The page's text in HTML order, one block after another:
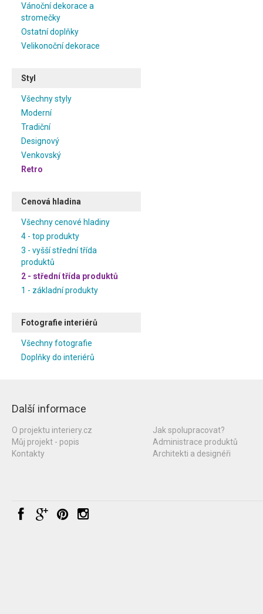
Vánoční dekorace a
stromečky
Ostatní doplňky
Velikonoční dekorace
Styl
Všechny styly
Moderní
Tradiční
Designový
Venkovský
Retro
Cenová hladina
Všechny cenové hladiny
4 - top produkty
3 - vyšší střední třída
produktů
2 - střední třída produktů
1 - základní produkty
Fotografie interiérů
Všechny fotografie
Doplňky do interiérů
Další informace
O projektu interiery.cz
Můj projekt - popis
Kontakty
Jak spolupracovat?
Administrace produktů
Architekti a designéři